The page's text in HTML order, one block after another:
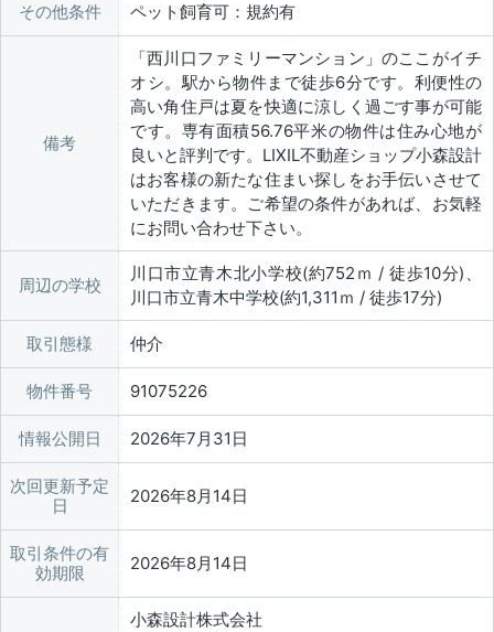
その他条件 ペット飼育可：規約有
備考
「西川口ファミリーマンション」のここがイチ
オシ。駅から物件まで徒歩6分です。利便性の
高い角住戸は夏を快適に涼しく過ごす事が可能
です。専有面積56.76平米の物件は住み心地が
良いと評判です。LIXIL不動産ショップ小森設計
はお客様の新たな住まい探しをお手伝いさせて
いただきます。ご希望の条件があれば、お気軽
にお問い合わせ下さい。
周辺の学校
川口市立青木北小学校(約752ｍ / 徒歩10分)、
川口市立青木中学校(約1,311ｍ / 徒歩17分)
取引態様 仲介
物件番号 91075226
情報公開日 2026年7月31日
次回更新予定
日
2026年8月14日
取引条件の有
効期限
2026年8月14日
小森設計株式会社